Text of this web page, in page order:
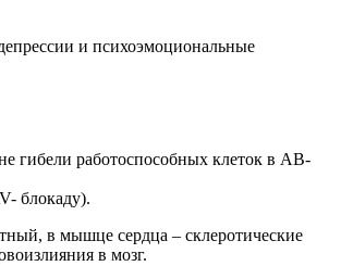
и психоэмоциональные
гибели работоспособных клеток в АВ-
блокаду).
в мышце сердца – склеротические
в мозг.